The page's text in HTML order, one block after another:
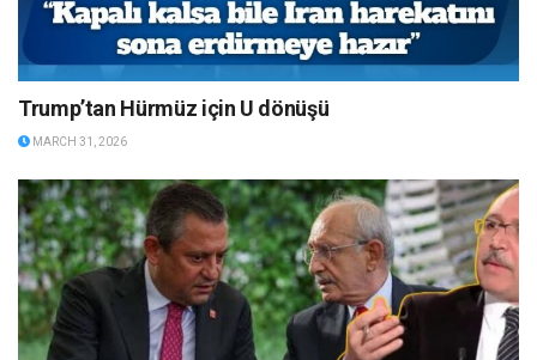
Trump’tan Hürmüz için U dönüşü
MARCH 31, 2026